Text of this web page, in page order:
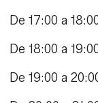
De 17:00 a
De 18:00 a
De 19:00 a